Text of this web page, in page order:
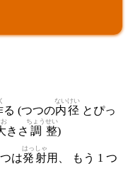
る (つつの内
ない
径
けい
とぴっ
きさ 調
ちょう
整
せい
)
は発
はっ
射
しゃ
用、 もう 1 つ